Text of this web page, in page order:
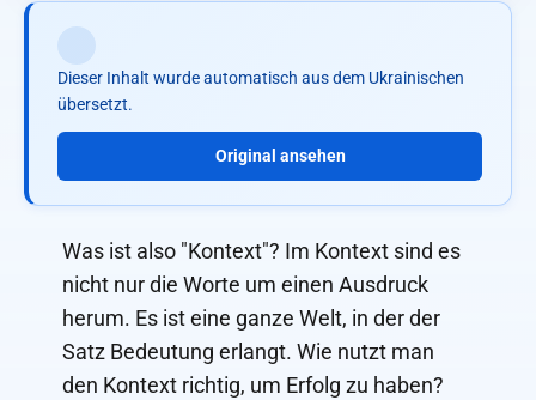
Dieser Inhalt wurde automatisch aus dem Ukrainischen
übersetzt.
Original ansehen
Was ist also "Kontext"? Im Kontext sind es
nicht nur die Worte um einen Ausdruck
herum. Es ist eine ganze Welt, in der der
Satz Bedeutung erlangt. Wie nutzt man
den Kontext richtig, um Erfolg zu haben?